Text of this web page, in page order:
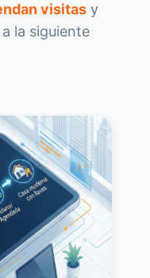
visitas y
la siguiente